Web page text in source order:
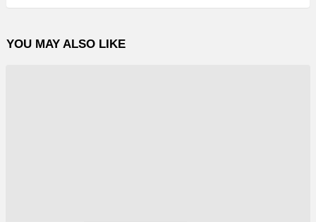
YOU MAY ALSO LIKE